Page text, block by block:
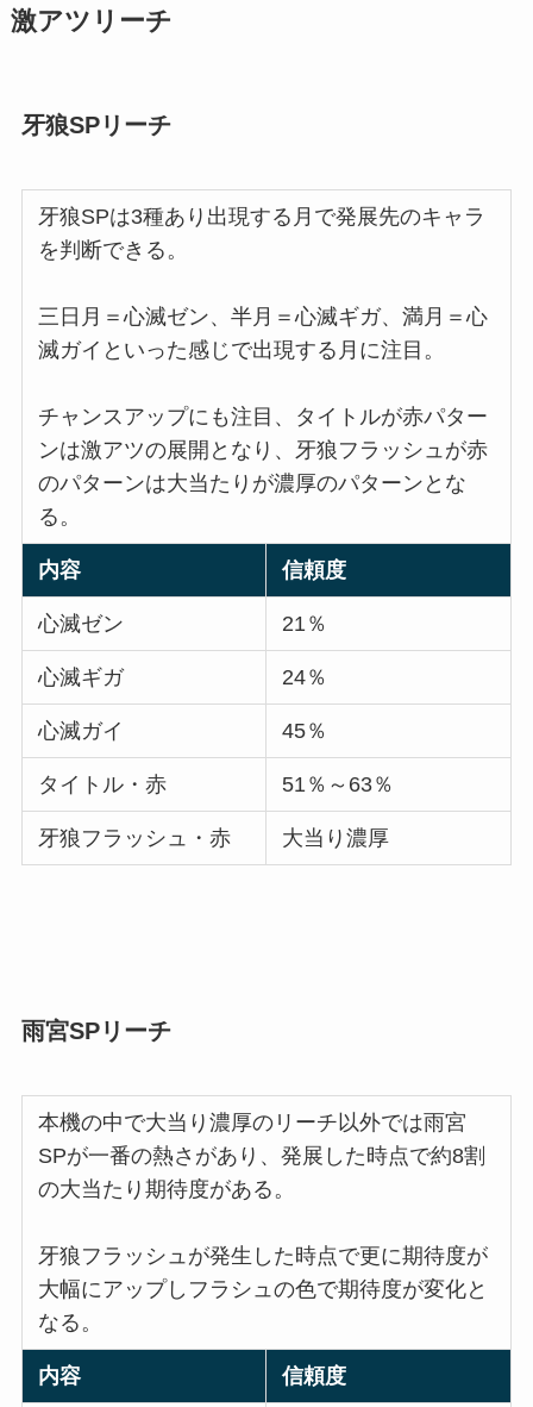
激アツリーチ
牙狼SPリーチ
牙狼SPは3種あり出現する月で発展先のキャラ
を判断できる。
三日月＝心滅ゼン、半月＝心滅ギガ、満月＝心
滅ガイといった感じで出現する月に注目。
チャンスアップにも注目、タイトルが赤パター
ンは激アツの展開となり、牙狼フラッシュが赤
のパターンは大当たりが濃厚のパターンとな
る。
内容 信頼度
心滅ゼン 21％
心滅ギガ 24％
心滅ガイ 45％
タイトル・赤 51％～63％
牙狼フラッシュ・赤 大当り濃厚
雨宮SPリーチ
本機の中で大当り濃厚のリーチ以外では雨宮
SPが一番の熱さがあり、発展した時点で約8割
の大当たり期待度がある。
牙狼フラッシュが発生した時点で更に期待度が
大幅にアップしフラシュの色で期待度が変化と
なる。
内容 信頼度